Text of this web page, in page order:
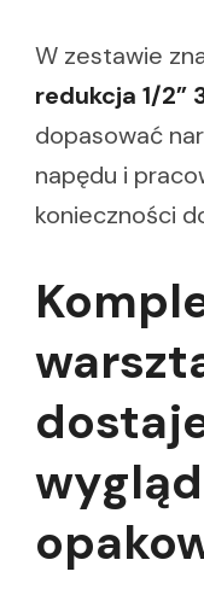
W zestawie
redukcja 1/2”
dopasować
napędu i
konieczności